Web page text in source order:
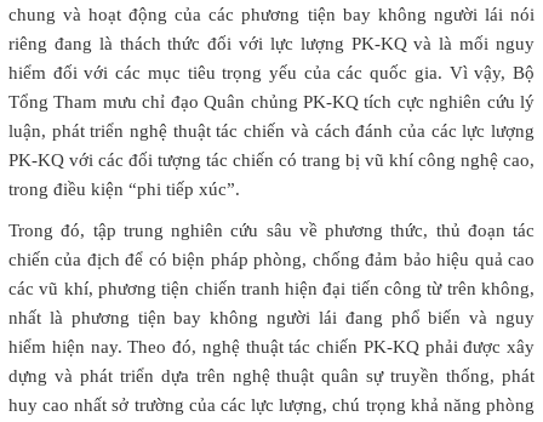
chung và hoạt động của các phương tiện bay không người lái nói
riêng đang là thách thức đối với lực lượng PK-KQ và là mối nguy
hiểm đối với các mục tiêu trọng yếu của các quốc gia. Vì vậy, Bộ
Tổng Tham mưu chỉ đạo Quân chủng PK-KQ tích cực nghiên cứu lý
luận, phát triển nghệ thuật tác chiến và cách đánh của các lực lượng
PK-KQ với các đối tượng tác chiến có trang bị vũ khí công nghệ cao,
trong điều kiện “phi tiếp xúc”.
Trong đó, tập trung nghiên cứu sâu về phương thức, thủ đoạn tác
chiến của địch để có biện pháp phòng, chống đảm bảo hiệu quả cao
các vũ khí, phương tiện chiến tranh hiện đại tiến công từ trên không,
nhất là phương tiện bay không người lái đang phổ biến và nguy
hiểm hiện nay. Theo đó, nghệ thuật tác chiến PK-KQ phải được xây
dựng và phát triển dựa trên nghệ thuật quân sự truyền thống, phát
huy cao nhất sở trường của các lực lượng, chú trọng khả năng phòng